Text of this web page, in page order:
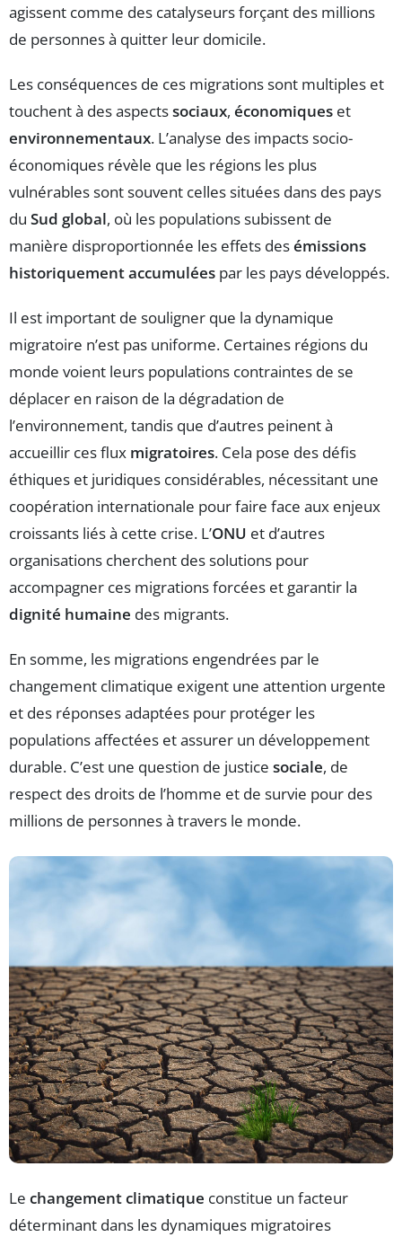
agissent comme des catalyseurs forçant des millions
de personnes à quitter leur domicile.
Les conséquences de ces migrations sont multiples et
touchent à des aspectssociaux, économiques et
environnementaux. L’analyse des impacts socio-
économiques révèle que les régions les plus
vulnérables sont souvent celles situées dans des pays
du Sud global, où les populations subissent de
manière disproportionnée les effets desémissions
historiquement accumulées par les pays développés.
Il est important de souligner que la dynamique
migratoire n’est pas uniforme. Certaines régions du
monde voient leurs populations contraintes de se
déplacer en raison de la dégradation de
l’environnement, tandis que d’autres peinent à
accueillir ces flux migratoires. Cela pose des défis
éthiques et juridiques considérables, nécessitant une
coopération internationale pour faire face aux enjeux
croissants liés à cette crise. L’ONU et d’autres
organisations cherchent des solutions pour
accompagner ces migrations forcées et garantir la
dignité humaine des migrants.
En somme, les migrations engendrées par le
changement climatique exigent une attention urgente
et des réponses adaptées pour protéger les
populations affectées et assurer un développement
durable. C’est une question de justice sociale, de
respect des droits de l’homme et de survie pour des
millions de personnes à travers le monde.
Le changement climatique constitue un facteur
déterminant dans les dynamiques migratoires